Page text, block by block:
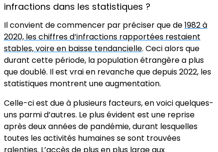
infractions dans les statistiques ?
Il convient de commencer par préciser que de1982 à
2020, les chiffres d’infractions rapportées restaient
stables, voire en baisse tendancielle. Ceci alors que
durant cette période, la population étrangère a plus
que doublé. Il est vrai en revanche que depuis 2022, les
statistiques montrent une augmentation.
Celle-ci est due à plusieurs facteurs, en voici quelques-
uns parmi d’autres. Le plus évident est une reprise
après deux années de pandémie, durant lesquelles
toutes les activités humaines se sont trouvées